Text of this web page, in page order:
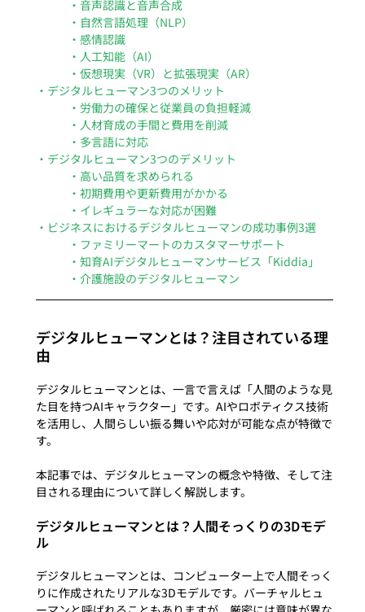
・音声認識と音声合成
・自然言語処理（NLP）
・感情認識
・人工知能（AI）
・仮想現実（VR）と拡張現実（AR）
・デジタルヒューマン3つのメリット
・労働力の確保と従業員の負担軽減
・人材育成の手間と費用を削減
・多言語に対応
・デジタルヒューマン3つのデメリット
・高い品質を求められる
・初期費用や更新費用がかかる
・イレギュラーな対応が困難
・ビジネスにおけるデジタルヒューマンの成功事例3選
・ファミリーマートのカスタマーサポート
・知育AIデジタルヒューマンサービス「Kiddia」
・介護施設のデジタルヒューマン
デジタルヒューマンとは？注目されている理
由
デジタルヒューマンとは、一言で言えば「人間のような見
た目を持つAIキャラクター」です。AIやロボティクス技術
を活用し、人間らしい振る舞いや応対が可能な点が特徴で
す。
本記事では、デジタルヒューマンの概念や特徴、そして注
デジタルヒューマンとは？人間そっくりの3Dモデ
ル
デジタルヒューマンとは、コンピューター上で人間そっく
りに作成されたリアルな3Dモデルです。バーチャルヒュ